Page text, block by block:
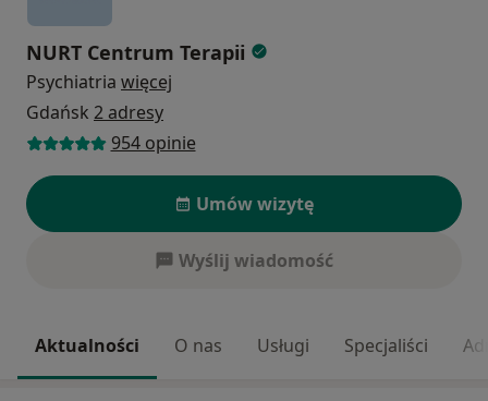
NURT Centrum Terapii
Psychiatria więcej
Gdańsk 2 adresy
954 opinie
Umów wizytę
Wyślij wiadomość
Aktualności O nas Usługi Specjaliści